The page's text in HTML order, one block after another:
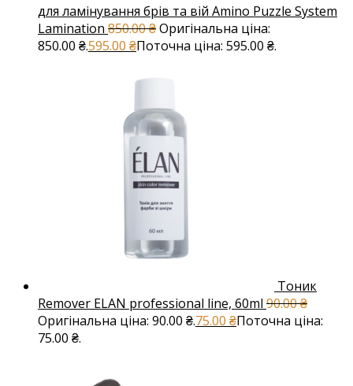
для ламінування брів та вій Amino Puzzle System
Lamination 850.00₴Оригінальна ціна:
850.00 ₴.595.00 ₴Поточна ціна: 595.00 ₴.
Тоник
Remover ELAN professional line, 60ml 90.00₴
Оригінальна ціна: 90.00 ₴.75.00 ₴Поточна ціна:
75.00 ₴.